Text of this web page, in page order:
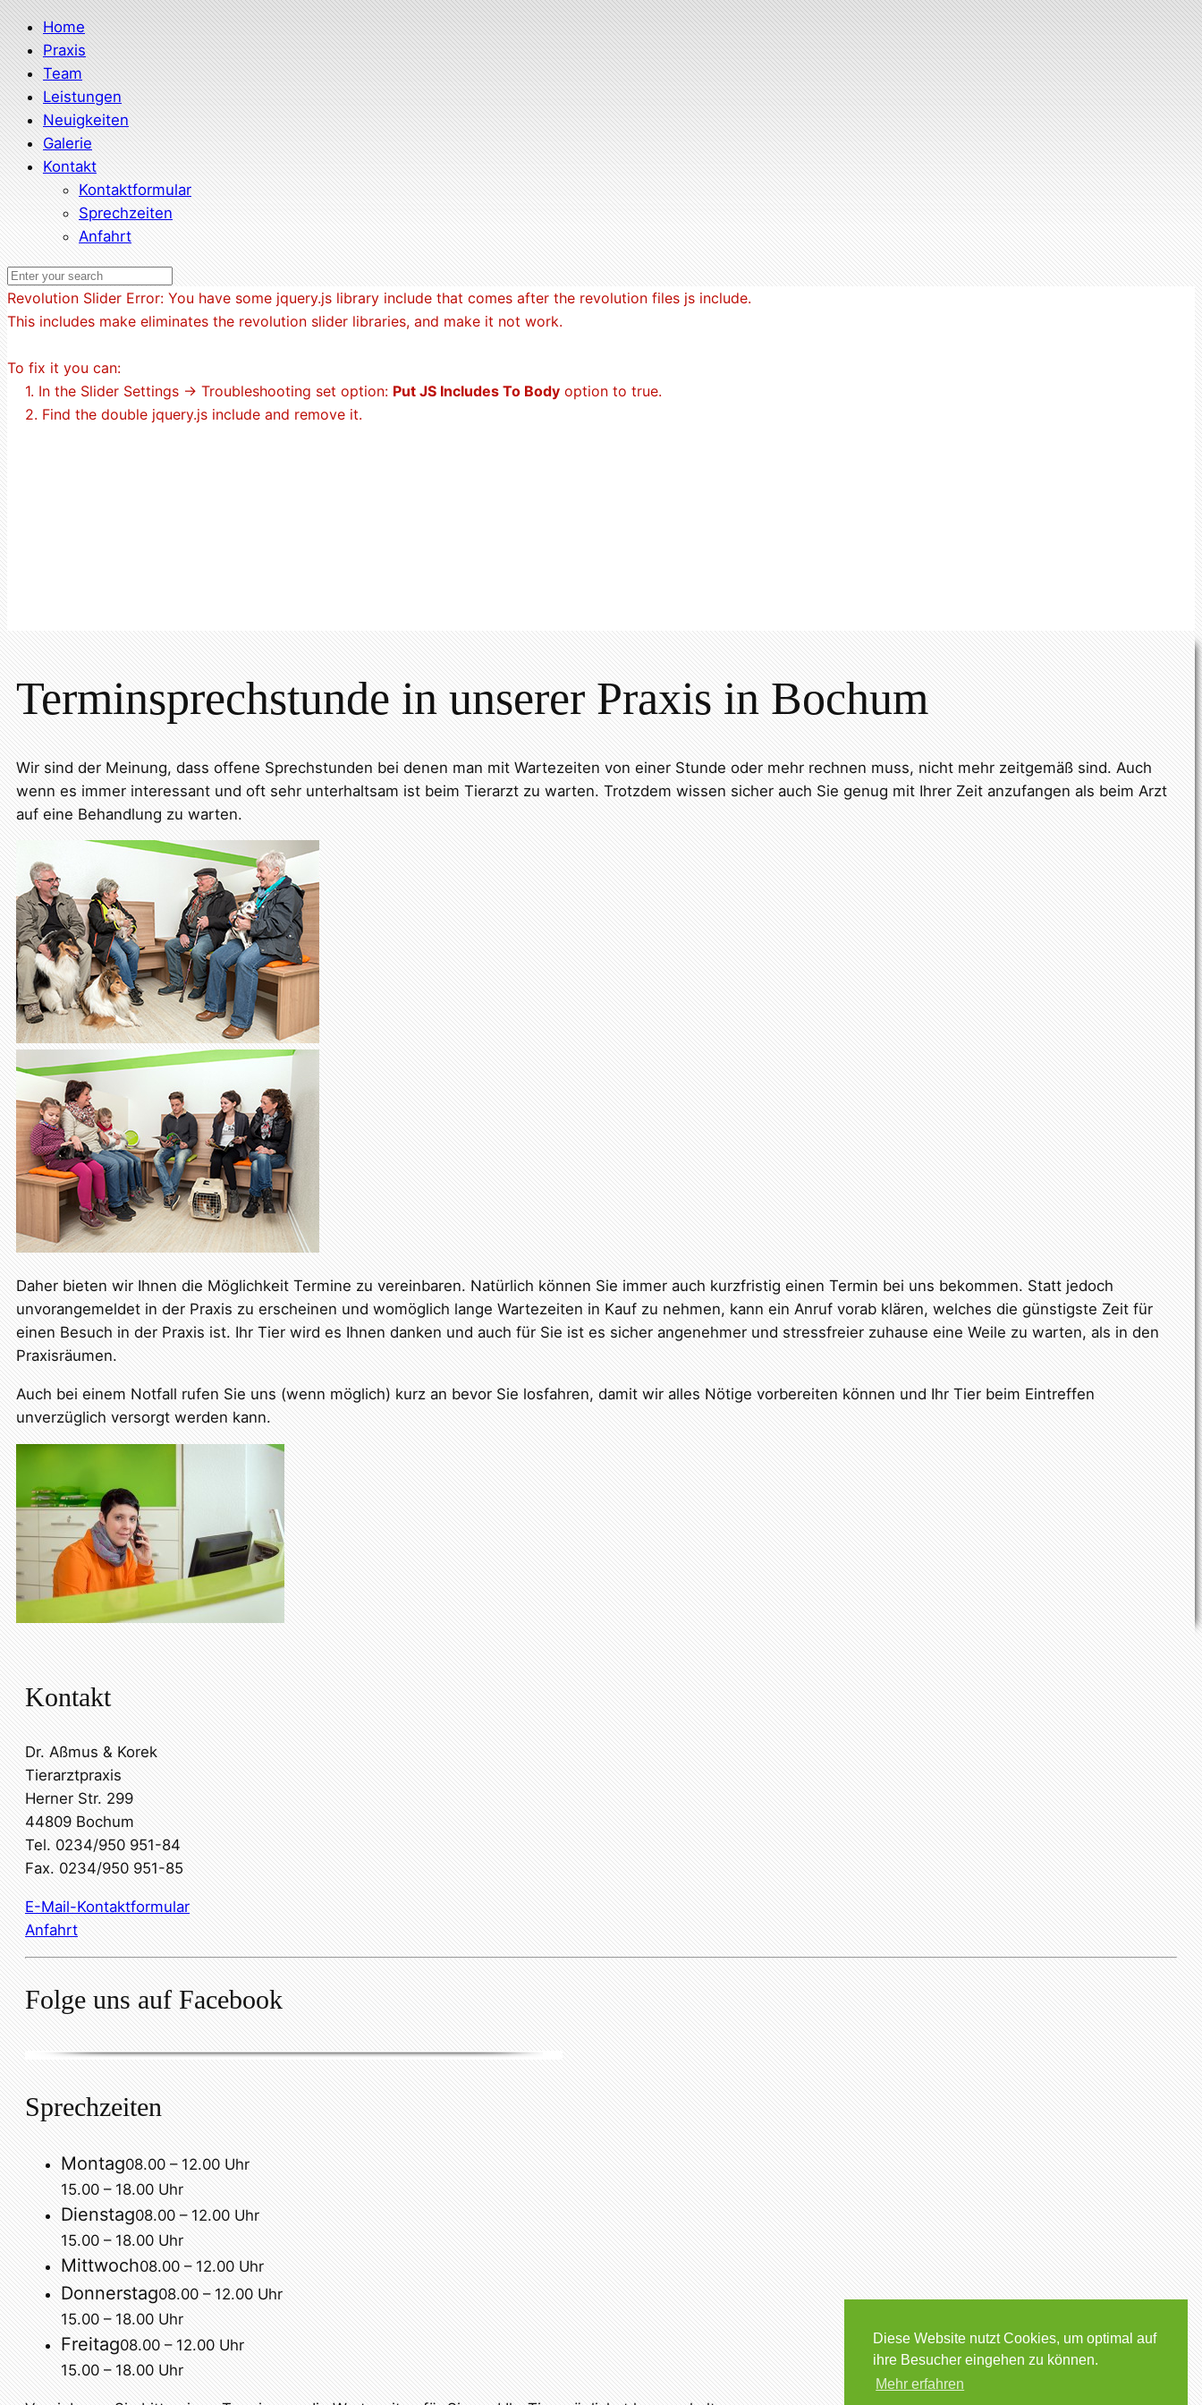
Diese Website nutzt Cookies, um optimal auf
ihre Besucher eingehen zu können.
Mehr erfahren
Home
Praxis
Team
Leistungen
Neuigkeiten
Galerie
Kontakt
Kontaktformular
Sprechzeiten
Anfahrt
Revolution Slider Error: You have some jquery.js library include that comes after the revolution files js include.
This includes make eliminates the revolution slider libraries, and make it not work.
To fix it you can:
1. In the Slider Settings -> Troubleshooting set option: Put JS Includes To Body option to true.
2. Find the double jquery.js include and remove it.
Terminsprechstunde in unserer Praxis in Bochum
Wir sind der Meinung, dass offene Sprechstunden bei denen man mit Wartezeiten von einer Stunde oder mehr rechnen muss, nicht mehr zeitgemäß sind. Auch
wenn es immer interessant und oft sehr unterhaltsam ist beim Tierarzt zu warten. Trotzdem wissen sicher auch Sie genug mit Ihrer Zeit anzufangen als beim Arzt
auf eine Behandlung zu warten.
Daher bieten wir Ihnen die Möglichkeit Termine zu vereinbaren. Natürlich können Sie immer auch kurzfristig einen Termin bei uns bekommen. Statt jedoch
unvorangemeldet in der Praxis zu erscheinen und womöglich lange Wartezeiten in Kauf zu nehmen, kann ein Anruf vorab klären, welches die günstigste Zeit für
einen Besuch in der Praxis ist. Ihr Tier wird es Ihnen danken und auch für Sie ist es sicher angenehmer und stressfreier zuhause eine Weile zu warten, als in den
Praxisräumen.
Auch bei einem Notfall rufen Sie uns (wenn möglich) kurz an bevor Sie losfahren, damit wir alles Nötige vorbereiten können und Ihr Tier beim Eintreffen
unverzüglich versorgt werden kann.
Kontakt
Dr. Aßmus & Korek
Tierarztpraxis
Herner Str. 299
44809 Bochum
Tel. 0234/950 951-84
Fax. 0234/950 951-85
E-Mail-Kontaktformular
Anfahrt
Folge uns auf Facebook
Sprechzeiten
Montag08.00 – 12.00 Uhr
15.00 – 18.00 Uhr
Dienstag08.00 – 12.00 Uhr
15.00 – 18.00 Uhr
Mittwoch08.00 – 12.00 Uhr
Donnerstag08.00 – 12.00 Uhr
15.00 – 18.00 Uhr
Freitag08.00 – 12.00 Uhr
15.00 – 18.00 Uhr